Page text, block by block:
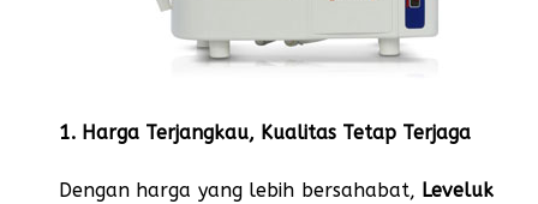
1. Harga Terjangkau, Kualitas Tetap Terjaga
Dengan harga yang lebih bersahabat, Leveluk